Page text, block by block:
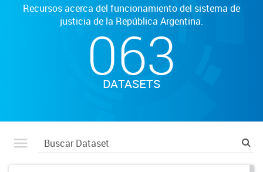
Recursos acerca del funcionamiento del sistema de
justicia de la República Argentina.
063
DATASETS